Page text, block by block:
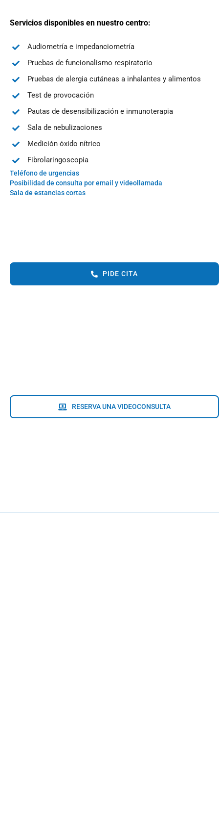
Servicios disponibles en nuestro centro:
Audiometría e impedanciometría
Pruebas de funcionalismo respiratorio
Pruebas de alergia cutáneas a inhalantes y alimentos
Test de provocación
Pautas de desensibilización e inmunoterapia
Sala de nebulizaciones
Medición óxido nítrico
Fibrolaringoscopia
Teléfono de urgencias
Posibilidad de consulta por email y videollamada
Sala de estancias cortas
PIDE CITA
RESERVA UNA VIDEOCONSULTA